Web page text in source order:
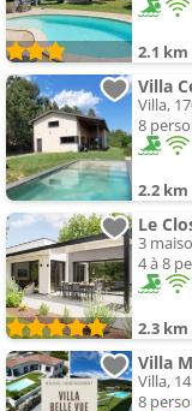
2.1 km
Villa
Villa,
8
2.2 km
Le
3
4 à 8
2.3 km
Villa,
8